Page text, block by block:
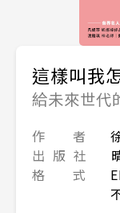
這樣叫我
給未來世代
作 者
出 版 社
格 式